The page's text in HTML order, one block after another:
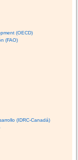
(OECD)
(FAO)
(IDRC-Canadá)